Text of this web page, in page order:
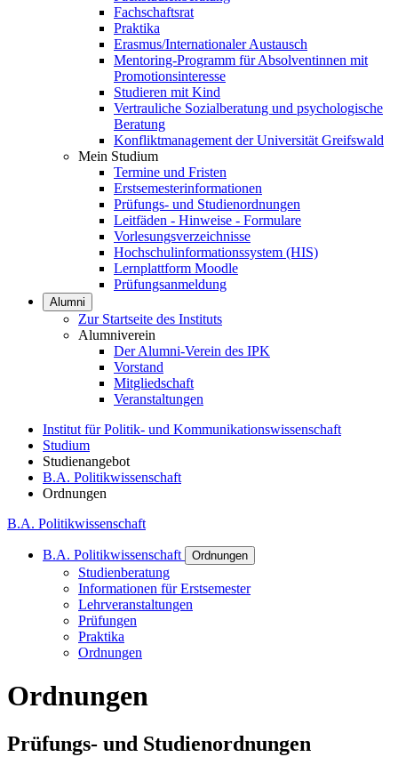
Fachschaftsrat
Praktika
Erasmus/Internationaler Austausch
Mentoring-Programm für Absolventinnen mit
Promotionsinteresse
Studieren mit Kind
Vertrauliche Sozialberatung und psychologische
Beratung
Konfliktmanagement der Universität Greifswald
Mein Studium
Termine und Fristen
Erstsemesterinformationen
Prüfungs- und Studienordnungen
Leitfäden - Hinweise - Formulare
Vorlesungsverzeichnisse
Hochschulinformationssystem (HIS)
Lernplattform Moodle
Prüfungsanmeldung
Alumni
Zur Startseite des Instituts
Alumniverein
Der Alumni-Verein des IPK
Vorstand
Mitgliedschaft
Veranstaltungen
Institut für Politik- und Kommunikationswissenschaft
Studium
Studienangebot
B.A. Politikwissenschaft
Ordnungen
B.A. Politikwissenschaft
B.A. Politikwissenschaft Ordnungen
Studienberatung
Informationen für Erstsemester
Lehrveranstaltungen
Prüfungen
Praktika
Ordnungen
Ordnungen
Prüfungs- und Studienordnungen